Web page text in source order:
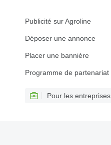
Publicité sur Agroline
Déposer une annonce
Placer une bannière
Programme de partenariat
Pour les entreprises